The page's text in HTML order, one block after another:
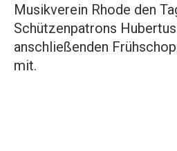
Musikverein Rhode den
Schützenpatrons
anschließenden
mit.